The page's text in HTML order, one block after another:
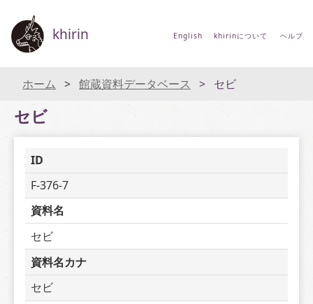
khirin English khirinについて ヘルプ
ホーム 館蔵資料データベース セビ
セビ
ID
F-376-7
資料名
セビ
資料名カナ
セビ